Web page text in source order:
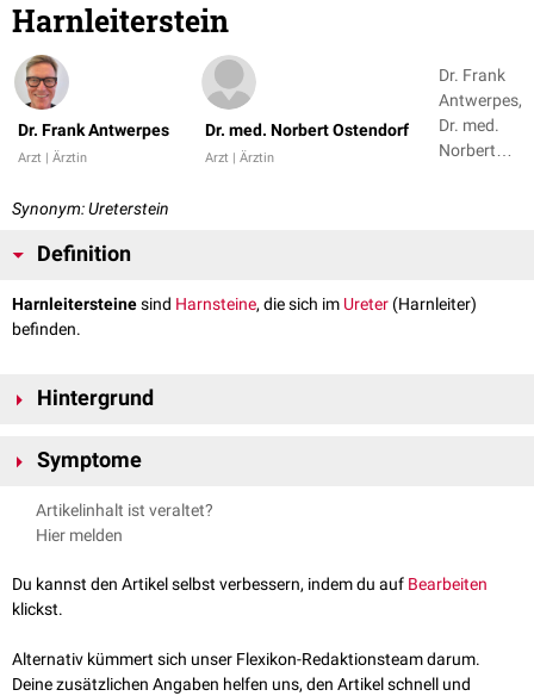
Harnleiterstein
Dr. Frank Antwerpes
Arzt | Ärztin
Dr. med. Norbert Ostendorf
Arzt | Ärztin
Dr. Frank
Antwerpes,
Dr. med.
Norbert
Synonym: Ureterstein
Definition
Harnleitersteinesind Harnsteine, die sich im Ureter (Harnleiter)
befinden.
Hintergrund
Engstellen im Verlauf des Ureters:
Mittlere Ureterenge: Überkreuzung der
Arteria iliaca communis
( Ureterostium ).
Symptome
Harnleitersteine machen sich durch heftige krampfartige Schmerzen
bemerkbar, die so genannte
Artikelinhalt ist veraltet?
Hier melden
Du kannst den Artikel selbst verbessern, indem du auf Bearbeiten
klickst.
Alternativ kümmert sich unser Flexikon-Redaktionsteam darum.
Deine zusätzlichen Angaben helfen uns, den Artikel schnell und